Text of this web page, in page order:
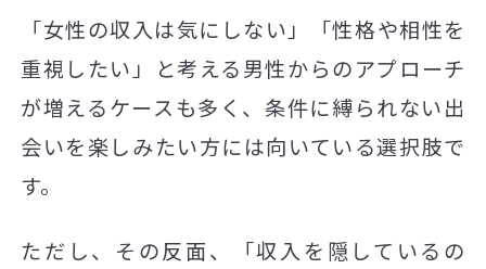
「女性の収入は気にしない」「性格や相性を
重視したい」と考える男性からのアプローチ
が増えるケースも多く、条件に縛られない出
会いを楽しみたい方には向いている選択肢で
す。
ただし、その反面、「収入を隠しているの